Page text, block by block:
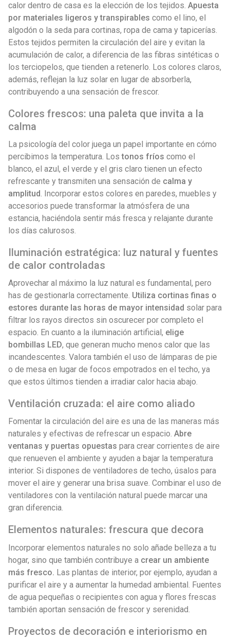
calor dentro de casa es la elección de los tejidos. Apuesta
por materiales ligeros y transpirables como el lino, el
algodón o la seda para cortinas, ropa de cama y tapicerías.
Estos tejidos permiten la circulación del aire y evitan la
acumulación de calor, a diferencia de las fibras sintéticas o
los terciopelos, que tienden a retenerlo. Los colores claros,
además, reflejan la luz solar en lugar de absorberla,
contribuyendo a una sensación de frescor.
Colores frescos: una paleta que invita a la
calma
La psicología del color juega un papel importante en cómo
percibimos la temperatura. Los tonos fríos como el
blanco, el azul, el verde y el gris claro tienen un efecto
refrescante y transmiten una sensación de calma y
amplitud. Incorporar estos colores en paredes, muebles y
accesorios puede transformar la atmósfera de una
estancia, haciéndola sentir más fresca y relajante durante
los días calurosos.
Iluminación estratégica: luz natural y fuentes
de calor controladas
Aprovechar al máximo la luz natural es fundamental, pero
has de gestionarla correctamente. Utiliza cortinas finas o
estores durante las horas de mayor intensidad solar para
filtrar los rayos directos sin oscurecer por completo el
espacio. En cuanto a la iluminación artificial, elige
bombillas LED, que generan mucho menos calor que las
incandescentes. Valora también el uso de lámparas de pie
o de mesa en lugar de focos empotrados en el techo, ya
que estos últimos tienden a irradiar calor hacia abajo.
Ventilación cruzada: el aire como aliado
Fomentar la circulación del aire es una de las maneras más
naturales y efectivas de refrescar un espacio. Abre
ventanas y puertas opuestas para crear corrientes de aire
que renueven el ambiente y ayuden a bajar la temperatura
interior. Si dispones de ventiladores de techo, úsalos para
mover el aire y generar una brisa suave. Combinar el uso de
ventiladores con la ventilación natural puede marcar una
gran diferencia.
Elementos naturales: frescura que decora
Incorporar elementos naturales no solo añade belleza a tu
hogar, sino que también contribuye a crear un ambiente
más fresco. Las plantas de interior, por ejemplo, ayudan a
purificar el aire y a aumentar la humedad ambiental. Fuentes
de agua pequeñas o recipientes con agua y flores frescas
también aportan sensación de frescor y serenidad.
Proyectos de decoración e interiorismo en